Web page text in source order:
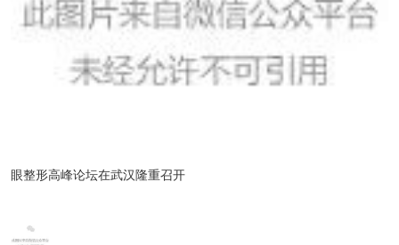
眼整形高峰论坛在武汉隆重召开